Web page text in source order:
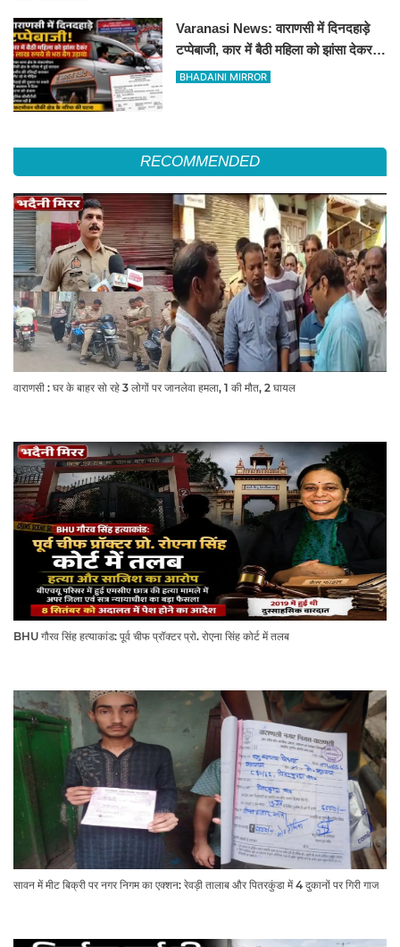
Varanasi News: वाराणसी में दिनदहाड़े
टप्पेबाजी, कार में बैठी महिला को झांसा देकर 5
लाख रुपये से भरा बैग उड़ाया
BHADAINI MIRROR
RECOMMENDED
वाराणसी : घर के बाहर सो रहे 3 लोगों पर जानलेवा हमला, 1 की मौत, 2 घायल
BHU गौरव सिंह हत्याकांड: पूर्व चीफ प्रॉक्टर प्रो. रोएना सिंह कोर्ट में तलब
सावन में मीट बिक्री पर नगर निगम का एक्शन: रेवड़ी तालाब और पितरकुंडा में 4 दुकानों पर गिरी गाज